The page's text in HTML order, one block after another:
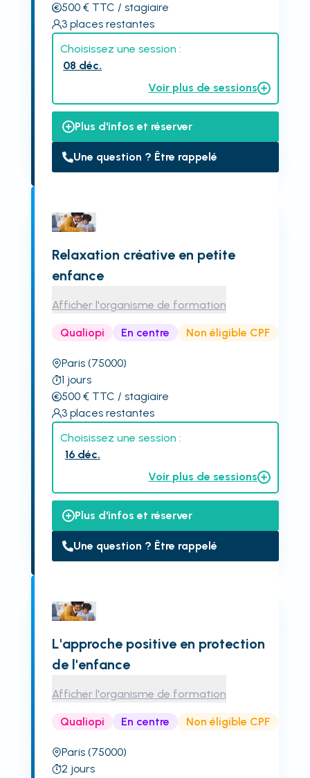
500€ TTC / stagiaire
3 places restantes
Choisissez une session :
08 déc.
Voir plus de sessions
Plus d'infos et réserver
Une question ? Être rappelé
Relaxation créative en petite
enfance
Afficher l'organisme de formation
Qualiopi En centre Non éligible CPF
Paris (75000)
1 jours
500€ TTC / stagiaire
3 places restantes
Choisissez une session :
16 déc.
Voir plus de sessions
Plus d'infos et réserver
Une question ? Être rappelé
L'approche positive en protection
de l'enfance
Afficher l'organisme de formation
Qualiopi En centre Non éligible CPF
Paris (75000)
2 jours